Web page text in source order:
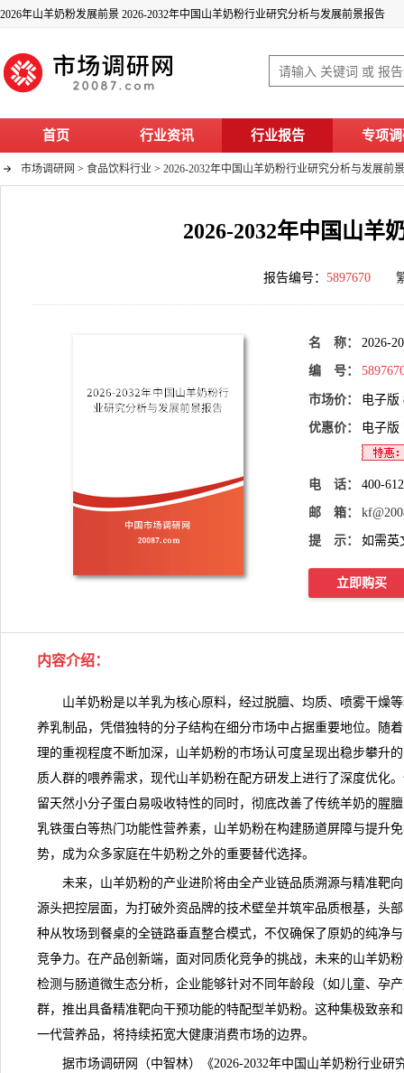
2026年山羊奶粉发展前景 2026-2032年中国山羊奶粉行业研究分析与发展前景报告
首页 行业资讯 行业报告 专项
市场调研网 > 食品饮料行业 > 2026-2032年中国山羊奶粉行业研究分析与发展前
2026-2032年中国山羊
报告编号： 5897670
名 称： 2026-
编 号：
市场价： 电子版
优惠价： 电子版
电 话： 400-
邮 箱：
提 示： 如需英
立即购买
内容介绍：
山羊奶粉是以羊乳为核心原料，经过脱膻、均质、喷雾干燥等
养乳制品，凭借独特的分子结构在细分市场中占据重要地位。随
理的重视程度不断加深，山羊奶粉的市场认可度呈现出稳步攀升
质人群的喂养需求，现代山羊奶粉在配方研发上进行了深度优化
留天然小分子蛋白易吸收特性的同时，彻底改善了传统羊奶的腥
乳铁蛋白等热门功能性营养素， 山羊奶粉在构建肠道屏障与提升
势，成为众多家庭在牛奶粉之外的重要替代选择。
未来，山羊奶粉的产业进阶将由全产业链品质溯源与精准靶向
源头把控层面，为打破外资品牌的技术壁垒并筑牢品质根基，头
种从牧场到餐桌的全链路垂直整合模式，不仅确保了原奶的纯净
竞争力。在产品创新端，面对同质化竞争的挑战，未来的山羊奶
检测与肠道微生态分析，企业能够针对不同年龄段（如儿童、孕
群，推出具备精准靶向干预功能的特配型羊奶粉。这种集极致亲
一代营养品，将持续拓宽大健康消费市场的边界。
据市场调研网（中智林）《2026-2032年中国山羊奶粉行业研